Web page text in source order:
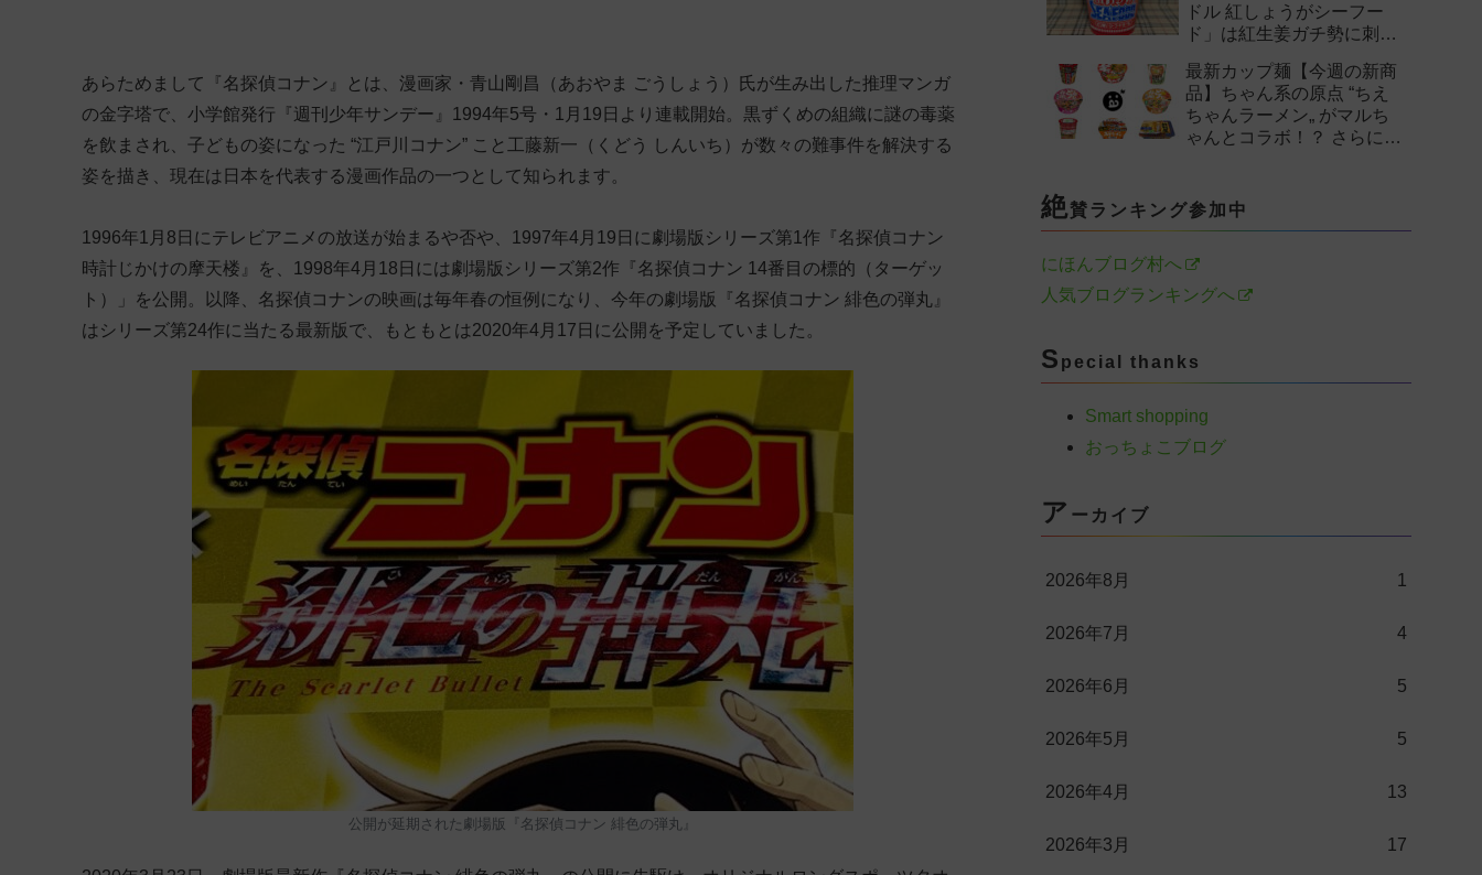
あらためまして『名探偵コナン』とは、漫画家・青山剛昌（あおやま ごうしょう）氏が生み出した推理マンガ
の金字塔で、小学館発行『週刊少年サンデー』1994年5号・1月19日より連載開始。黒ずくめの組織に謎の毒薬
を飲まされ、子どもの姿になった “江戸川コナン” こと工藤新一（くどう しんいち）が数々の難事件を解決する
姿を描き、現在は日本を代表する漫画作品の一つとして知られます。
1996年1月8日にテレビアニメの放送が始まるや否や、1997年4月19日に劇場版シリーズ第1作『名探偵コナン
時計じかけの摩天楼』を、1998年4月18日には劇場版シリーズ第2作『名探偵コナン 14番目の標的（ターゲッ
ト）」を公開。以降、名探偵コナンの映画は毎年春の恒例になり、今年の劇場版『名探偵コナン 緋色の弾丸』
はシリーズ第24作に当たる最新版で、もともとは2020年4月17日に公開を予定していました。
公開が延期された劇場版『名探偵コナン 緋色の弾丸』
ドル 紅しょうがシーフー
ド」は紅生姜ガチ勢に刺さ
最新カップ麺【今週の新商
品】ちゃん系の原点 “ちえ
ちゃんラーメン„ がマルち
ゃんとコラボ！？ さらに
絶賛ランキング参加中
にほんブログ村へ
人気ブログランキングへ
S pecial thanks
Smart shopping
おっちょこブログ
ア ーカイブ
2026年8月 1
2026年7月 4
2026年6月 5
2026年5月 5
2026年4月 13
2026年3月 17